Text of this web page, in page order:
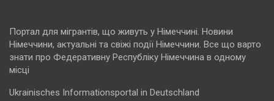
Портал для мігрантів, що живуть у Німеччині. Новини
Німеччини, актуальні та свіжі події Німеччини. Все що варто
знати про Федеративну Республіку Німеччина в одному
місці
Ukrainisches Informationsportal in Deutschland